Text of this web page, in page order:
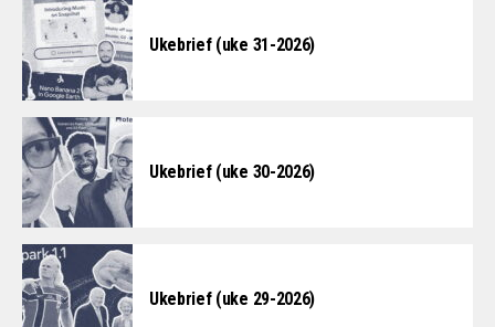
Ukebrief (uke 31-2026)
Ukebrief (uke 30-2026)
Ukebrief (uke 29-2026)